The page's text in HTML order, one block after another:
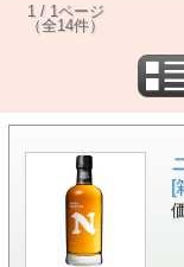
1 / 1ページ
（全14件）
[